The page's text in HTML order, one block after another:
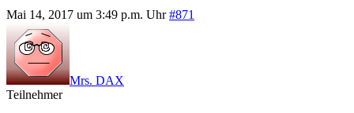
Mai 14, 2017 um 3:49 p.m. Uhr #871
Mrs. DAX
Teilnehmer